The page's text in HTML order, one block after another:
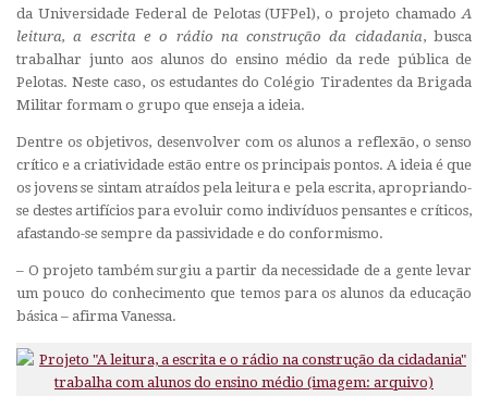
da Universidade Federal de Pelotas (UFPel), o projeto chamadoA
leitura, a escrita e o rádio na construção da cidadania,busca
trabalhar junto aos alunos do ensino médio da rede pública de
Pelotas. Neste caso, os estudantes do Colégio Tiradentes da Brigada
Militar formam o grupo que enseja a ideia.
Dentre os objetivos, desenvolver com os alunos a reflexão, o senso
crítico e a criatividade estão entre os principais pontos. A ideia é que
os jovens se sintam atraídos pela leitura e pela escrita, apropriando-
se destes artifícios para evoluir como indivíduos pensantes e críticos,
afastando-se sempre da passividade e do conformismo.
– O projeto também surgiu a partir da necessidade de a gente levar
um pouco do conhecimento que temos para os alunos da educação
básica – afirma Vanessa.